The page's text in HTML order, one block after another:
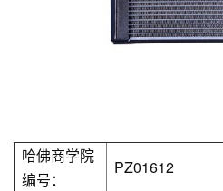
哈佛商学院
编号：
PZ01612